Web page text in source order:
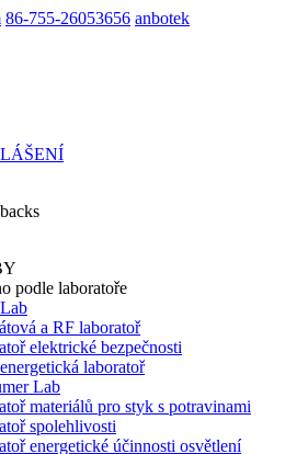
86-755-26053656 anbotek
podle laboratoře
a RF laboratoř
elektrické bezpečnosti
laboratoř
Lab
materiálů pro styk s potravinami
spolehlivosti
energetické účinnosti osvětlení